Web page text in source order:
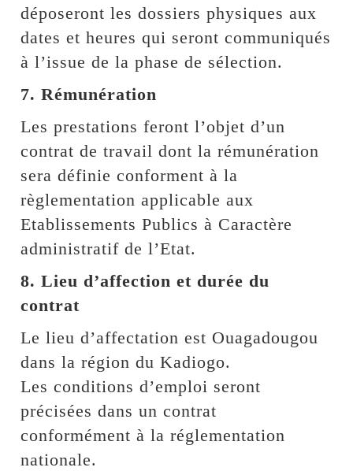
déposeront les dossiers physiques aux
dates et heures qui seront communiqués
à l’issue de la phase de sélection.
7. Rémunération
Les prestations feront l’objet d’un
contrat de travail dont la rémunération
sera définie conforment à la
règlementation applicable aux
Etablissements Publics à Caractère
administratif de l’Etat.
8. Lieu d’affection et durée du
contrat
Le lieu d’affectation est Ouagadougou
dans la région du Kadiogo.
Les conditions d’emploi seront
précisées dans un contrat
conformément à la réglementation
nationale.